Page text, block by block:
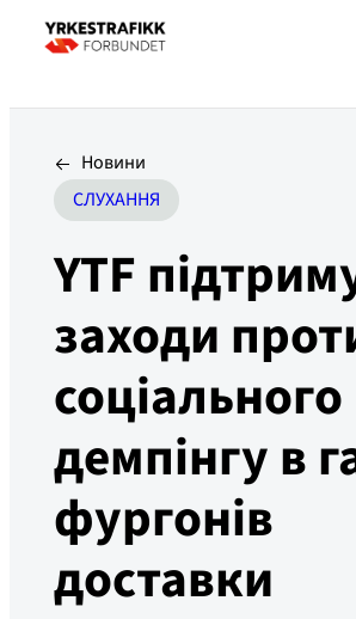
Новини
СЛУХАННЯ
YTF
заходи
соціального
демпінгу в
фургонів
доставки